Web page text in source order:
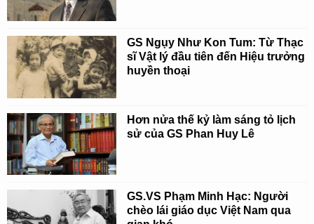
GS Ngụy Như Kon Tum: Từ Thạc
sĩ Vật lý đầu tiên đến Hiệu trưởng
huyền thoại
Hơn nửa thế kỷ làm sáng tỏ lịch
sử của GS Phan Huy Lê
GS.VS Phạm Minh Hạc: Người
chèo lái giáo dục Việt Nam qua